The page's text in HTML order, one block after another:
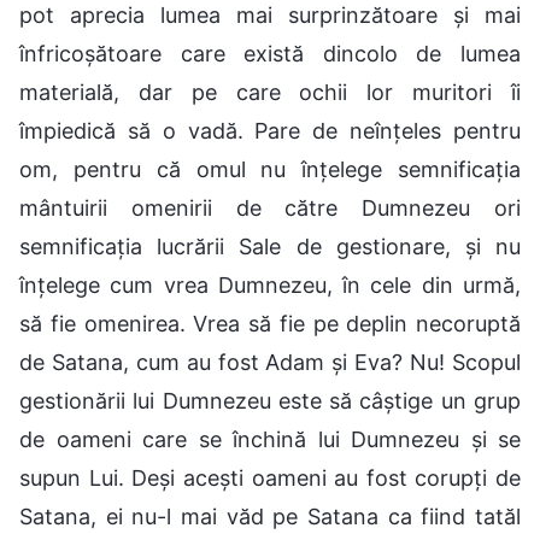
pot aprecia lumea mai surprinzătoare și mai
înfricoșătoare care există dincolo de lumea
materială, dar pe care ochii lor muritori îi
împiedică să o vadă. Pare de neînțeles pentru
om, pentru că omul nu înțelege semnificația
mântuirii omenirii de către Dumnezeu ori
semnificația lucrării Sale de gestionare, și nu
înțelege cum vrea Dumnezeu, în cele din urmă,
să fie omenirea. Vrea să fie pe deplin necoruptă
de Satana, cum au fost Adam și Eva? Nu! Scopul
gestionării lui Dumnezeu este să câștige un grup
de oameni care se închină lui Dumnezeu și se
supun Lui. Deși acești oameni au fost corupți de
Satana, ei nu-l mai văd pe Satana ca fiind tatăl